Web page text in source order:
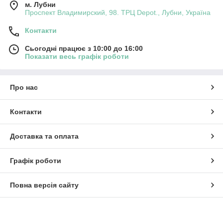
м. Лубни
Проспект Владимирский, 98. ТРЦ Depot., Лубни, Україна
Контакти
Сьогодні працює з 10:00 до 16:00
Показати весь графік роботи
Про нас
Контакти
Доставка та оплата
Графік роботи
Повна версія сайту